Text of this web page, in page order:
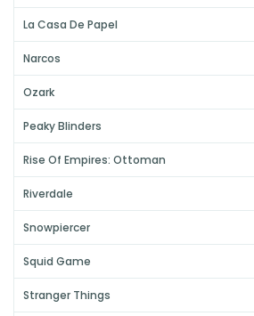
La Casa De Papel
Narcos
Ozark
Peaky Blinders
Rise Of Empires: Ottoman
Riverdale
Snowpiercer
Squid Game
Stranger Things